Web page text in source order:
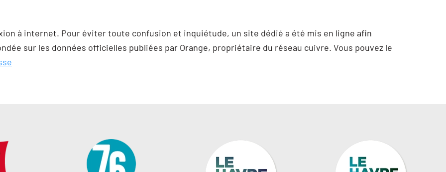
à internet. Pour éviter toute confusion et inquiétude, un site dédié a été mis en ligne afin
sur les données officielles publiées par Orange, propriétaire du réseau cuivre. Vous pouvez le